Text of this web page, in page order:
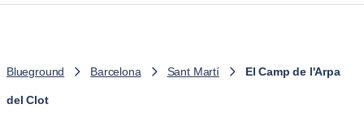
Blueground Barcelona Sant Martí El Camp de l'Arpa
del Clot